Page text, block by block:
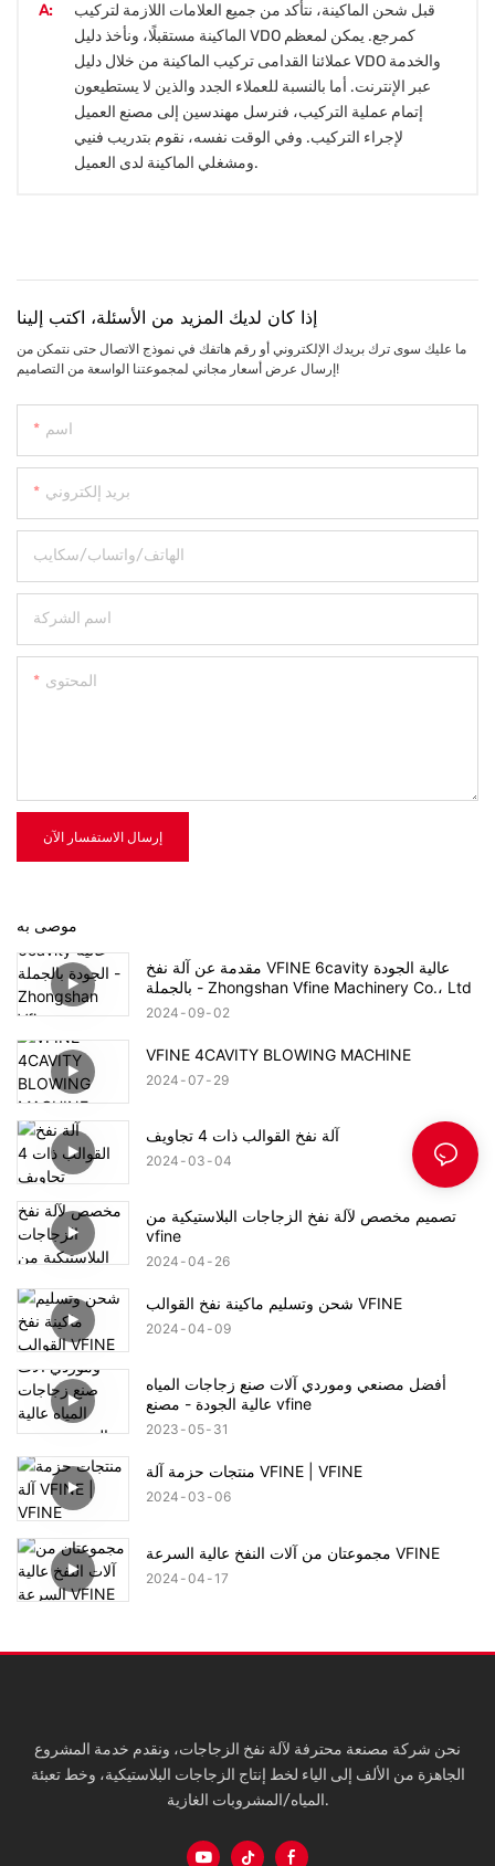
A:
قبل شحن الماكينة، نتأكد من جميع العلامات اللازمة لتركيب
الماكينة مستقبلًا، ونأخذ دليل VDO كمرجع. يمكن لمعظم
عملائنا القدامى تركيب الماكينة من خلال دليل VDO والخدمة
عبر الإنترنت. أما بالنسبة للعملاء الجدد والذين لا يستطيعون
إتمام عملية التركيب، فنرسل مهندسين إلى مصنع العميل
لإجراء التركيب. وفي الوقت نفسه، نقوم بتدريب فنيي
ومشغلي الماكينة لدى العميل.
إذا كان لديك المزيد من الأسئلة، اكتب إلينا
ما عليك سوى ترك بريدك الإلكتروني أو رقم هاتفك في نموذج الاتصال حتى نتمكن من
إرسال عرض أسعار مجاني لمجموعتنا الواسعة من التصاميم!
اسم
بريد إلكتروني
الهاتف/واتساب/سكايب
اسم الشركة
المحتوى
إرسال الاستفسار الآن
موصى به
مقدمة عن آلة نفخ VFINE 6cavity عالية الجودة
بالجملة - Zhongshan Vfine Machinery Co.، Ltd
2024 09 02
VFINE 4CAVITY BLOWING MACHINE
2024 07 29
آلة نفخ القوالب ذات 4 تجاويف
2024 03 04
تصميم مخصص لآلة نفخ الزجاجات البلاستيكية من
vfine
2024 04 26
شحن وتسليم ماكينة نفخ القوالب VFINE
2024 04 09
أفضل مصنعي وموردي آلات صنع زجاجات المياه
عالية الجودة - مصنع vfine
2023 05 31
منتجات حزمة آلة VFINE | VFINE
2024 03 06
مجموعتان من آلات النفخ عالية السرعة VFINE
2024 04 17
نحن شركة مصنعة محترفة لآلة نفخ الزجاجات، ونقدم خدمة المشروع
الجاهزة من الألف إلى الياء لخط إنتاج الزجاجات البلاستيكية، وخط تعبئة
المياه/المشروبات الغازية.